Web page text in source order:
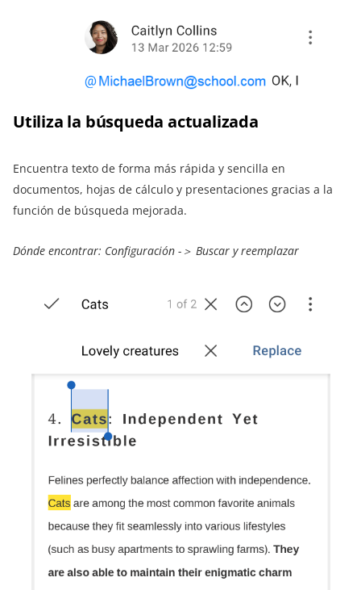
Utiliza la búsqueda actualizada
Encuentra texto de forma más rápida y sencilla en
documentos, hojas de cálculo y presentaciones gracias a la
función de búsqueda mejorada.
Dónde encontrar: Configuración -＞ Buscar y reemplazar